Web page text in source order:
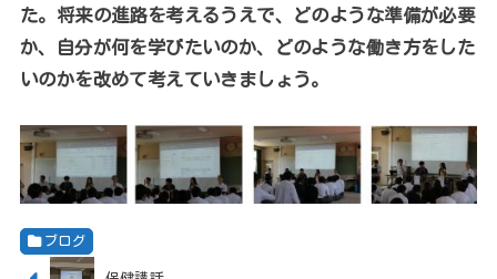
た。将来の進路を考えるうえで、どのような準備が必要
か、自分が何を学びたいのか、どのような働き方をした
いのかを改めて考えていきましょう。
ブログ